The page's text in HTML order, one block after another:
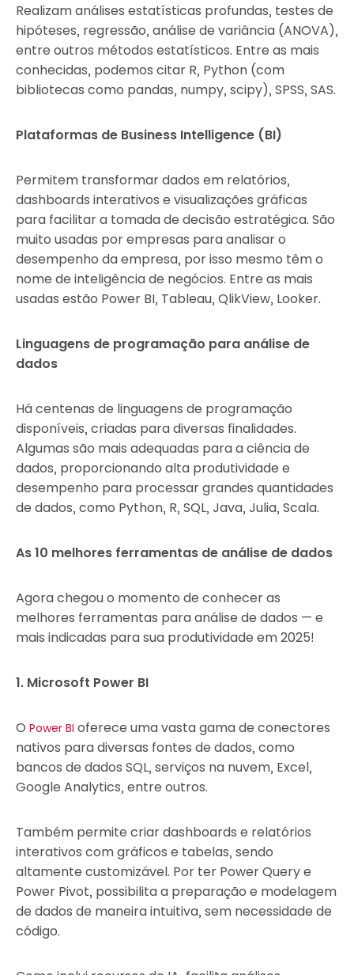
Realizam análises estatísticas profundas, testes de
hipóteses, regressão, análise de variância (ANOVA),
entre outros métodos estatísticos. Entre as mais
conhecidas, podemos citar R, Python (com
bibliotecas como pandas, numpy, scipy), SPSS, SAS.
Plataformas de Business Intelligence (BI)
Permitem transformar dados em relatórios,
dashboards interativos e visualizações gráficas
para facilitar a tomada de decisão estratégica. São
muito usadas por empresas para analisar o
desempenho da empresa, por isso mesmo têm o
nome de inteligência de negócios. Entre as mais
usadas estão Power BI, Tableau, QlikView, Looker.
Linguagens de programação para análise de
dados
Há centenas de linguagens de programação
disponíveis, criadas para diversas finalidades.
Algumas são mais adequadas para a ciência de
dados, proporcionando alta produtividade e
desempenho para processar grandes quantidades
de dados, como Python, R, SQL, Java, Julia, Scala.
As 10 melhores ferramentas de análise de dados
Agora chegou o momento de conhecer as
melhores ferramentas para análise de dados — e
mais indicadas para sua produtividade em 2025!
1. Microsoft Power BI
O Power BI oferece uma vasta gama de conectores
nativos para diversas fontes de dados, como
bancos de dados SQL, serviços na nuvem, Excel,
Google Analytics, entre outros.
Também permite criar dashboards e relatórios
interativos com gráficos e tabelas, sendo
altamente customizável. Por ter Power Query e
Power Pivot, possibilita a preparação e modelagem
de dados de maneira intuitiva, sem necessidade de
código.